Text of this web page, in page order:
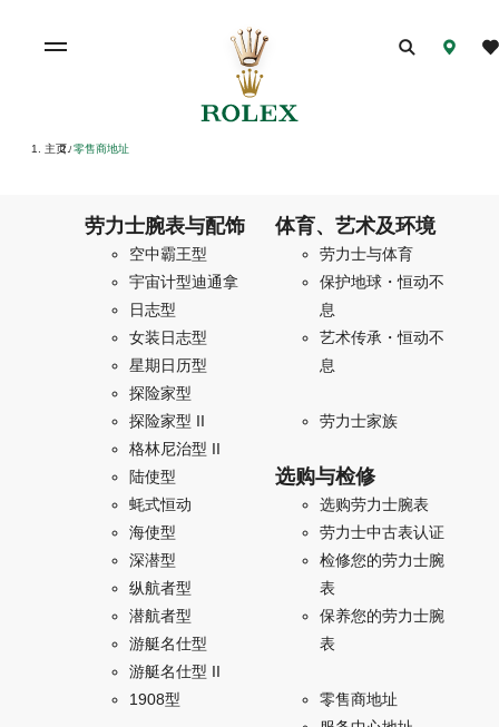
主页/ 零售商地址
劳力士腕表与配饰
空中霸王型
宇宙计型迪通拿
日志型
女装日志型
星期日历型
探险家型
探险家型 II
格林尼治型 II
陆使型
蚝式恒动
海使型
深潜型
纵航者型
潜航者型
游艇名仕型
游艇名仕型 II
1908型
体育、艺术及环境
劳力士与体育
保护地球・恒动不
息
艺术传承・恒动不
息
劳力士家族
选购与检修
选购劳力士腕表
劳力士中古表认证
检修您的劳力士腕
表
保养您的劳力士腕
表
零售商地址